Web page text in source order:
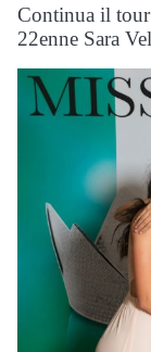
Continua il
22enne Sara